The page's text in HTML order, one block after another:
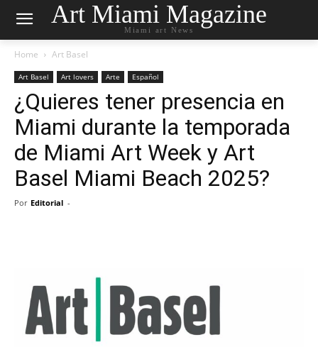
Art Miami Magazine
Miami art News
Home Art Basel
Art Basel Art lovers Arte Español
¿Quieres tener presencia en
Miami durante la temporada
de Miami Art Week y Art
Basel Miami Beach 2025?
Por Editorial -